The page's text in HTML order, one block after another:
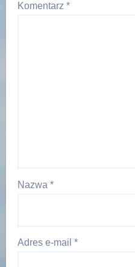
Komentarz *
Nazwa *
Adres e-mail *